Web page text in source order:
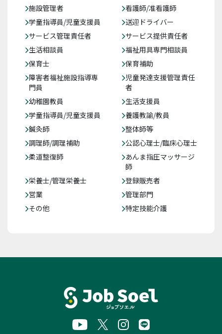
施設管理者
看護師/准看護師
学童指導員/児童支援員
送迎ドライバー
サービス管理責任者
サービス提供責任者
生活相談員
福祉用具専門相談員
保育士
保育補助
障害者福祉施設指導専
門員
児童発達支援管理責任
者
幼稚園教員
生活支援員
学童指導員/児童支援員
養護教諭/教員
鍼灸師
整体師等
調理師/調理補助
公認心理士/臨床心理士
柔道整復師
あんま指圧マッサージ
師
栄養士/管理栄養士
登録販売者
営業
管理部門
その他
特定技能介護